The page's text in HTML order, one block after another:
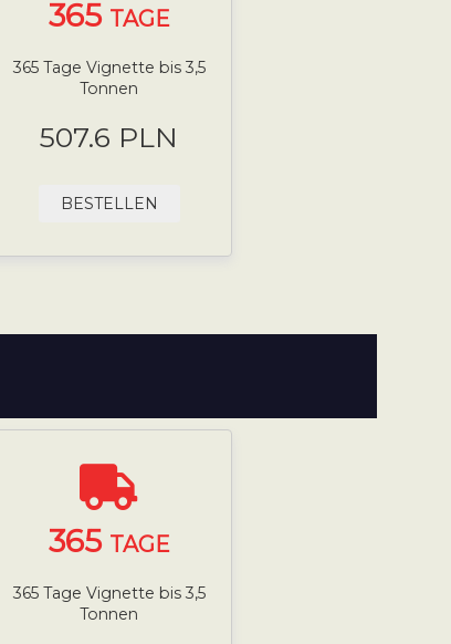
365 TAGE
365 Tage Vignette bis 3,5
Tonnen
507.6 PLN
BESTELLEN
365 TAGE
365 Tage Vignette bis 3,5
Tonnen